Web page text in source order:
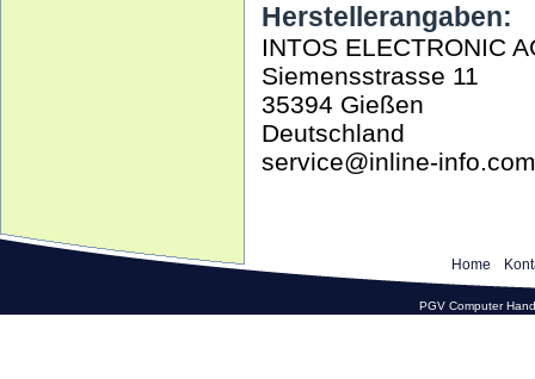
Herstellerangaben:
INTOS ELECTRONIC
Siemensstrasse 11
35394 Gießen
Deutschland
service@inline-info.com
Home
PGV Computer